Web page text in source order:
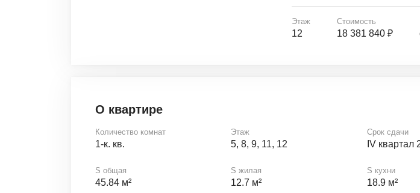
Этаж
12
Стоимость
18 381 840 ₽
О квартире
Количество комнат
1-к. кв.
Этаж
5, 8, 9, 11, 12
Срок сдачи
IV квартал
S общая
45.84 м²
S жилая
12.7 м²
S кухни
18.9 м²